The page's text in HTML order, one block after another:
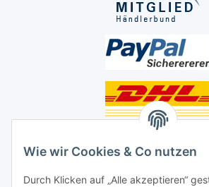
Wie wir Cookies & Co nutzen
Durch Klicken auf „Alle akzeptieren“
Social Media